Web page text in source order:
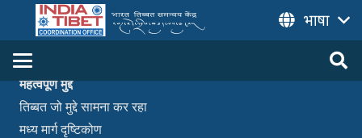
भाषा
हमारे बारे में
महत्वपूर्ण मुद्दे
तिब्बत जो मुद्दे सामना कर रहा
मध्य मार्ग दृष्टिकोण